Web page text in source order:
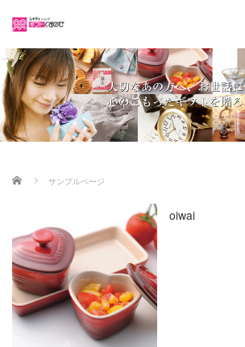
ホーム サンプルページ
oiwai